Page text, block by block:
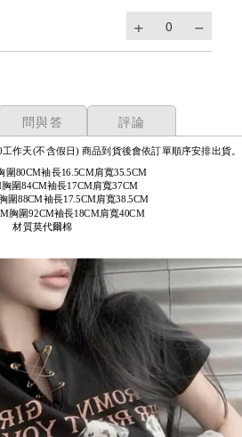
問與答 評論